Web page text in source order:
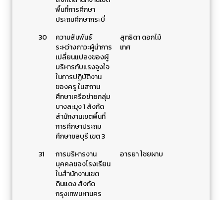
พื้นที่การศึกษา
ประถมศึกษากระบี่
30
ความสัมพันธ์
ระหว่างภาวะผู้นำการ
เปลี่ยนแปลงของผู้
บริหารกับแรงจูงใจ
ในการปฏิบัติงาน
ของครู ในสถาน
ศึกษาเครือข่ายกลุ่ม
บางละมุง 1 สังกัด
สำนักงานเขตพื้นที่
การศึกษาประถม
ศึกษาชลบุรี เขต 3
สุทธิดา ดอกไม้
เทศ
31
การบริหารงาน
บุคคลของโรงเรียน
ในสำนักงานเขต
ดินแดง สังกัด
กรุงเทพมหานคร
อารยา ไชยผาบ